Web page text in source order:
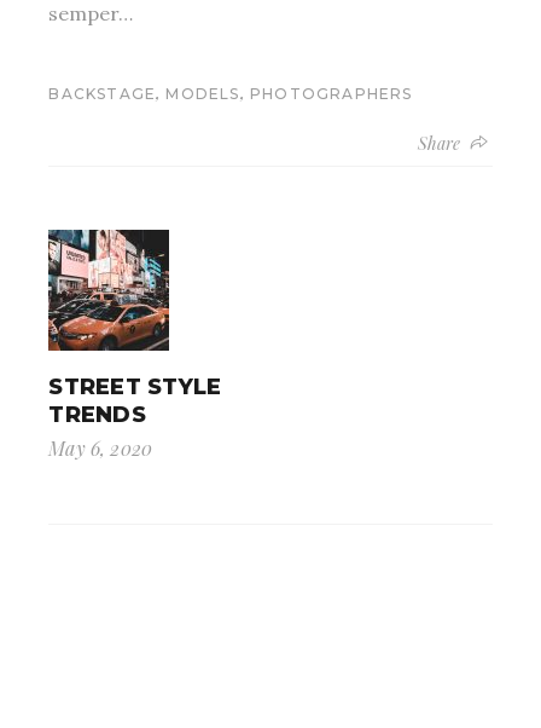
semper…
BACKSTAGE, MODELS, PHOTOGRAPHERS
Share
STREET STYLE
TRENDS
May 6, 2020